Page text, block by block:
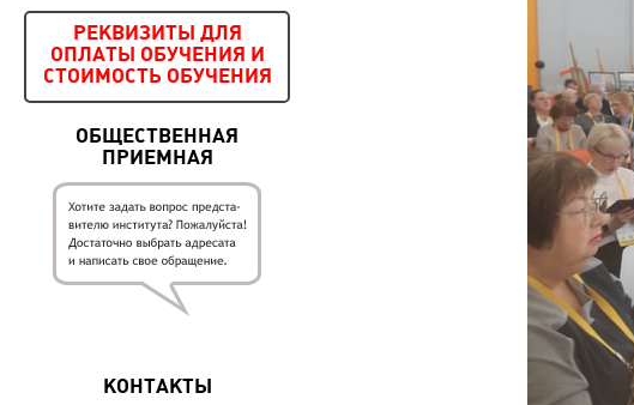
РЕКВИЗИТЫ ДЛЯ
ОПЛАТЫ ОБУЧЕНИЯ И
СТОИМОСТЬ ОБУЧЕНИЯ
ОБЩЕСТВЕННАЯ
ПРИЕМНАЯ
КОНТАКТЫ